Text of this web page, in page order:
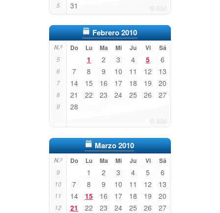
5 31
Febrero 2010
N.º Do Lu Ma Mi Ju Vi Sá
5 1 2 3 4 5 6
6 7 8 9 10 11 12 13
7 14 15 16 17 18 19 20
8 21 22 23 24 25 26 27
9 28
Marzo 2010
N.º Do Lu Ma Mi Ju Vi Sá
9 1 2 3 4 5 6
10 7 8 9 10 11 12 13
11 14 15 16 17 18 19 20
12 21 22 23 24 25 26 27